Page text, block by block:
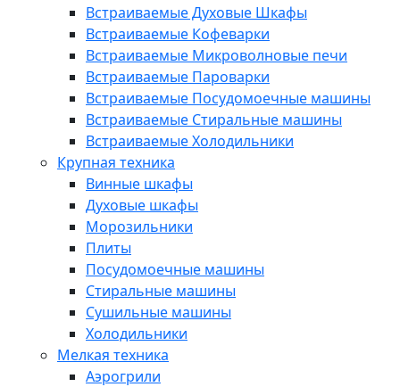
Встраиваемые Духовые Шкафы
Встраиваемые Кофеварки
Встраиваемые Микроволновые печи
Встраиваемые Пароварки
Встраиваемые Посудомоечные машины
Встраиваемые Стиральные машины
Встраиваемые Холодильники
Крупная техника
Винные шкафы
Духовые шкафы
Морозильники
Плиты
Посудомоечные машины
Стиральные машины
Сушильные машины
Холодильники
Мелкая техника
Аэрогрили